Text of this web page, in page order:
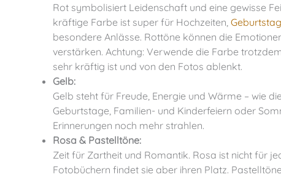
Rot symbolisiert Leidenschaft und eine gewisse
kräftige Farbe ist super für Hochzeiten,
besondere Anlässe. Rottöne können die
verstärken. Achtung: Verwende die Farbe
sehr kräftig ist und von den Fotos ablenkt.
Gelb:
Gelb steht für Freude, Energie und Wärme – wie
Geburtstage, Familien- und Kinderfeiern oder
Erinnerungen noch mehr strahlen.
Rosa & Pastelltöne:
Zeit für Zartheit und Romantik. Rosa ist nicht für
Fotobüchern findet sie aber ihren Platz.